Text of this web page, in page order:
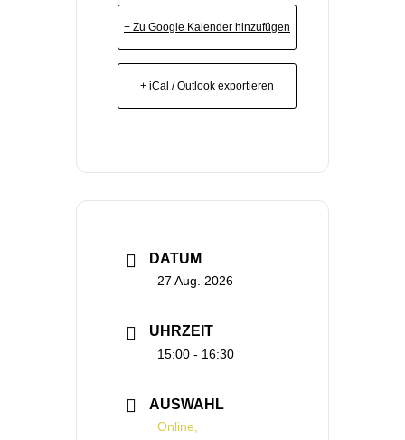
+ Zu Google Kalender hinzufügen
+ iCal / Outlook exportieren
DATUM
27 Aug. 2026
UHRZEIT
15:00 - 16:30
AUSWAHL
Online,